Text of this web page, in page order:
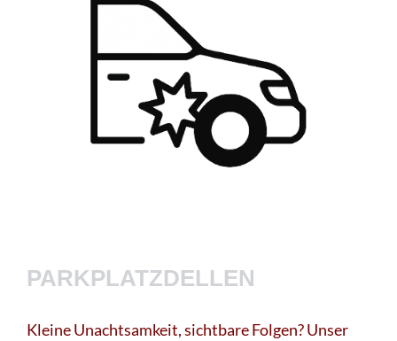
PARKPLATZDELLEN
Kleine Unachtsamkeit, sichtbare Folgen? Unser